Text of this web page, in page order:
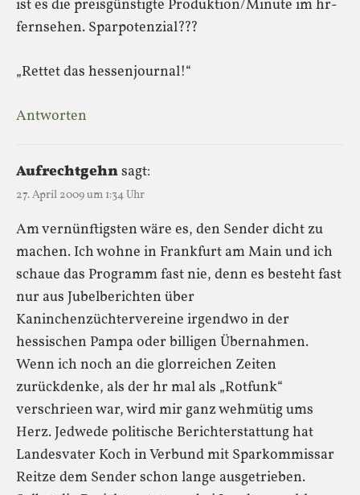
ist es die preisgünstigte Produktion/Minute im hr-
fernsehen. Sparpotenzial???
„Rettet das hessenjournal!“
Antworten
Aufrechtgehnsagt:
27. April 2009 um 1:34 Uhr
Am vernünftigsten wäre es, den Sender dicht zu
machen. Ich wohne in Frankfurt am Main und ich
schaue das Programm fast nie, denn es besteht fast
nur aus Jubelberichten über
Kaninchenzüchtervereine irgendwo in der
hessischen Pampa oder billigen Übernahmen.
Wenn ich noch an die glorreichen Zeiten
zurückdenke, als der hr mal als „Rotfunk“
verschrieen war, wird mir ganz wehmütig ums
Herz. Jedwede politische Berichterstattung hat
Landesvater Koch in Verbund mit Sparkommissar
Reitze dem Sender schon lange ausgetrieben.